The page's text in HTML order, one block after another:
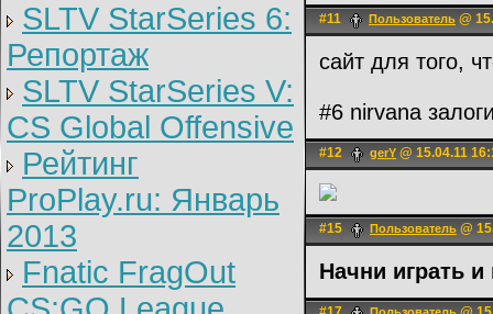
SLTV StarSeries 6:
Репортаж
SLTV StarSeries V:
CS Global Offensive
Рейтинг
ProPlay.ru: Январь
2013
Fnatic FragOut
#11 Пользователь @
сайт для того,
#6 nirvana
#12 gerY @ 15.04.11
#15 Пользователь @
Начни играть